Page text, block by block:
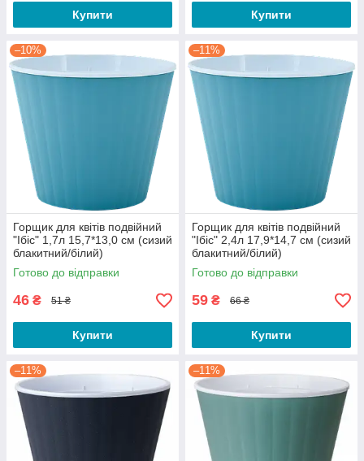
Купити Купити
–10%
Горщик для квітів подвійний
"Ібіс" 1,7л 15,7*13,0 см (сизий
блакитний/білий)
Готово до відправки
46 ₴ 51 ₴
Купити
–11%
Горщик для квітів подвійний
"Ібіс" 2,4л 17,9*14,7 см (сизий
блакитний/білий)
Готово до відправки
59 ₴ 66 ₴
Купити
–11% –11%